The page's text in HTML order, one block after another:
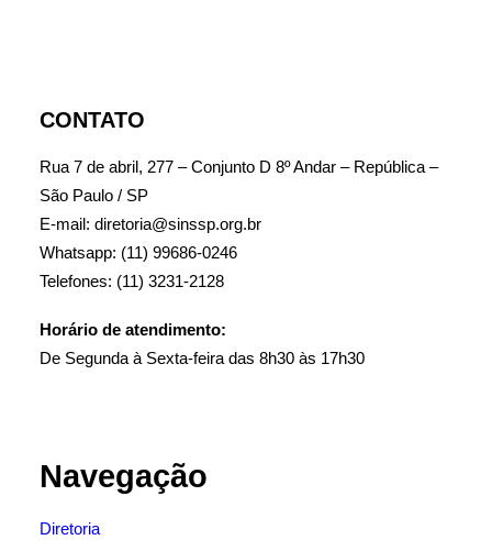
CONTATO
Rua 7 de abril, 277 – Conjunto D 8º Andar – República –
São Paulo / SP
E-mail: diretoria@sinssp.org.br
Whatsapp: (11) 99686-0246
Telefones: (11) 3231-2128
Horário de atendimento:
De Segunda à Sexta-feira das 8h30 às 17h30
Navegação
Diretoria